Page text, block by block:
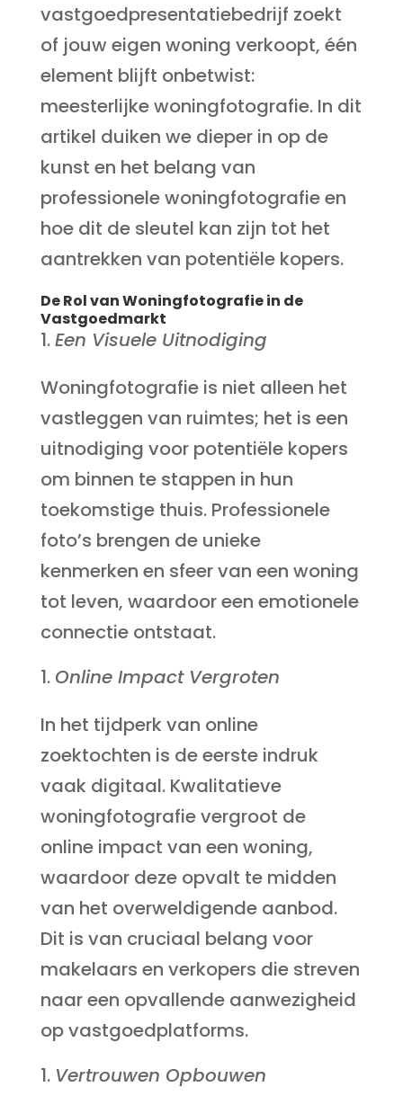
vastgoedpresentatiebedrijf zoekt
of jouw eigen woning verkoopt, één
element blijft onbetwist:
meesterlijke woningfotografie. In dit
artikel duiken we dieper in op de
kunst en het belang van
professionele woningfotografie en
hoe dit de sleutel kan zijn tot het
aantrekken van potentiële kopers.
De Rol van Woningfotografie in de
Vastgoedmarkt
Een Visuele Uitnodiging
Woningfotografie is niet alleen het
vastleggen van ruimtes; het is een
uitnodiging voor potentiële kopers
om binnen te stappen in hun
toekomstige thuis. Professionele
foto’s brengen de unieke
kenmerken en sfeer van een woning
tot leven, waardoor een emotionele
connectie ontstaat.
Online Impact Vergroten
In het tijdperk van online
zoektochten is de eerste indruk
vaak digitaal. Kwalitatieve
woningfotografie vergroot de
online impact van een woning,
waardoor deze opvalt te midden
van het overweldigende aanbod.
Dit is van cruciaal belang voor
makelaars en verkopers die streven
naar een opvallende aanwezigheid
op vastgoedplatforms.
Vertrouwen Opbouwen